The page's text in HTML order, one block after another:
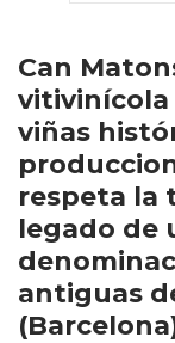
Can
vitivinícola
viñas
respeta la
legado de
antiguas